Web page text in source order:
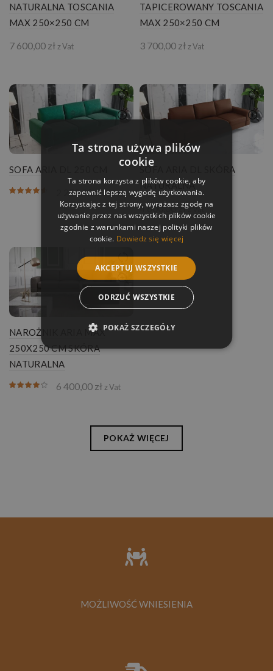
NATURALNA TOSCANIA
MAX 250×250 CM
7 600,00 zł z Vat
TAPICEROWANY TOSCANIA
MAX 250×250 CM
3 700,00 zł z Vat
SOFA ARIA DL 250 CM
2 250,00zł z Vat
SOFA ARIA DL SKÓRA
NATURALNA
4 600,00 złz Vat
NAROŻNIK ARIA MAX
250X250 CM SKÓRA
NATURALNA
6 400,00 złz Vat
POKAŻ WIĘCEJ
MOŻLIWOŚĆ WNIESIENIA
Ta strona używa plików
cookie
Ta strona korzysta z plików cookie, aby
zapewnić lepszą wygodę użytkowania.
Korzystając z tej strony, wyrażasz zgodę na
używanie przez nas wszystkich plików cookie
zgodnie z warunkami naszej polityki plików
cookie. Dowiedz się więcej
AKCEPTUJ WSZYSTKIE
ODRZUĆ WSZYSTKIE
POKAŻ SZCZEGÓŁY